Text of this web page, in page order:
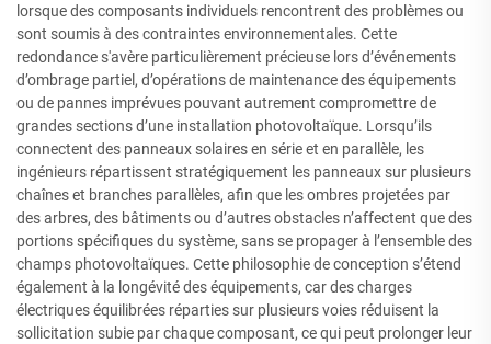
lorsque des composants individuels rencontrent des problèmes ou
sont soumis à des contraintes environnementales. Cette
redondance s'avère particulièrement précieuse lors d’événements
d’ombrage partiel, d’opérations de maintenance des équipements
ou de pannes imprévues pouvant autrement compromettre de
grandes sections d’une installation photovoltaïque. Lorsqu’ils
connectent des panneaux solaires en série et en parallèle, les
ingénieurs répartissent stratégiquement les panneaux sur plusieurs
chaînes et branches parallèles, afin que les ombres projetées par
des arbres, des bâtiments ou d’autres obstacles n’affectent que des
portions spécifiques du système, sans se propager à l’ensemble des
champs photovoltaïques. Cette philosophie de conception s’étend
également à la longévité des équipements, car des charges
électriques équilibrées réparties sur plusieurs voies réduisent la
sollicitation subie par chaque composant, ce qui peut prolonger leur